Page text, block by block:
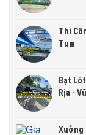
Thi
Tum
Bạt
Rịa -
Xưởng